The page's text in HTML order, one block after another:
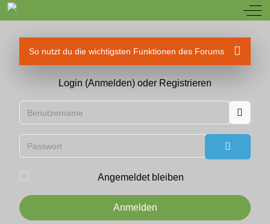
Off-
So nutzt du die wichtigsten Funktionen des Forums
Login (Anmelden) oder Registrieren
Benutzername
Passwort
Passwort
Angemeldet bleiben
Anmelden